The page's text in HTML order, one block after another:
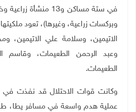
في ستة مساكن و13
وبركسات زراعية، وغيرها)، تعود
الاتيمين، وسلامة علي الاتيمين،
وعبد الرحمن الطعيمات، وقاسم
الطعيمات.
وكانت قوات الاحتلال قد نفذت